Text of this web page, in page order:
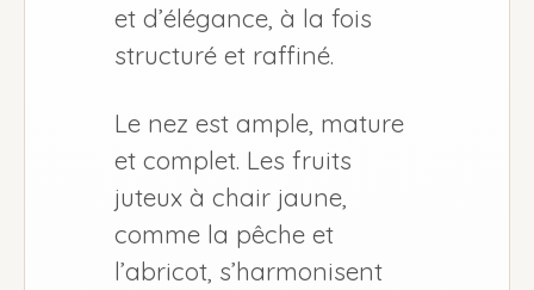
et d’élégance, à la fois
structuré et raffiné.
Le nez est ample, mature
et complet. Les fruits
juteux à chair jaune,
comme la pêche et
l’abricot, s’harmonisent